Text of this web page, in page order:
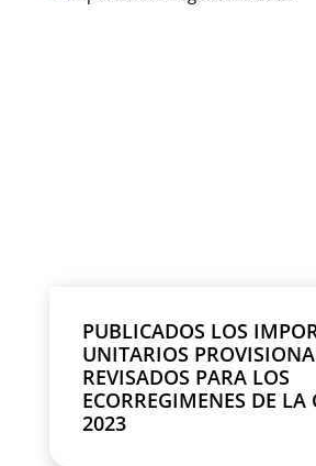
PUBLICADOS LOS
UNITARIOS
REVISADOS PARA LOS
ECORREGIMENES DE
2023